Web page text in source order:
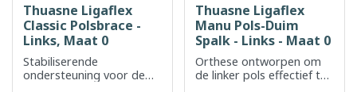
Thuasne Ligaflex
Classic Polsbrace -
Links, Maat 0
Stabiliserende
ondersteuning voor de
Thuasne Ligaflex
Manu Pols-Duim
Spalk - Links - Maat 0
Orthese ontworpen om
de linker pols effectief te